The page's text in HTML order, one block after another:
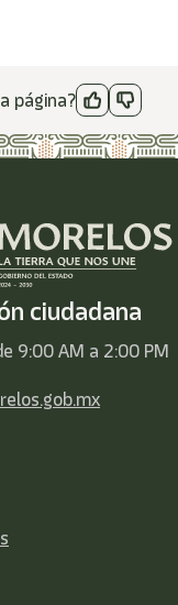
página?
ciudadana
9:00 AM a 2:00 PM